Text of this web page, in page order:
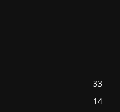
33
14